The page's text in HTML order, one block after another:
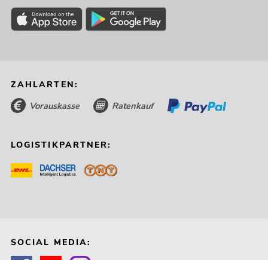
ZAHLARTEN:
Vorauskasse Ratenkauf
LOGISTIKPARTNER:
SOCIAL MEDIA: